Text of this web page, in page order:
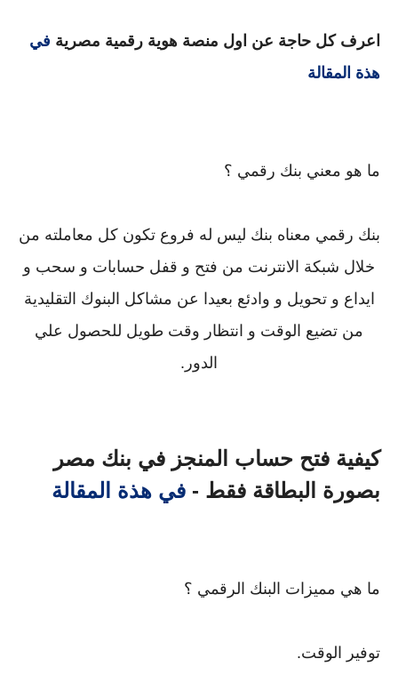
اعرف كل حاجة عن اول منصة هوية رقمية مصرية في
هذة المقالة
ما هو معني بنك رقمي ؟
بنك رقمي معناه بنك ليس له فروع تكون كل معاملته من
خلال شبكة الانترنت من فتح و قفل حسابات و سحب و
ايداع و تحويل و وادئع بعيدا عن مشاكل البنوك التقليدية
من تضيع الوقت و انتظار وقت طويل للحصول علي
الدور.
كيفية فتح حساب المنجز في بنك مصر
بصورة البطاقة فقط - في هذة المقالة
ما هي مميزات البنك الرقمي ؟
توفير الوقت.